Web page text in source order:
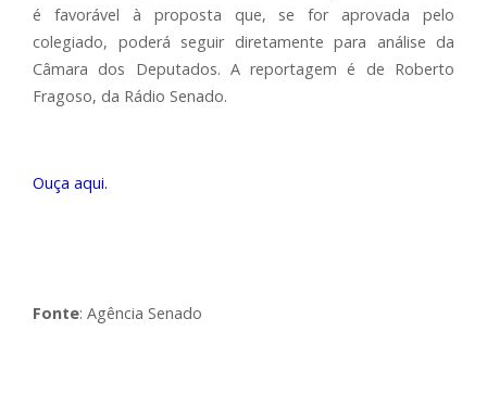
é favorável à proposta que, se for aprovada pelo
colegiado, poderá seguir diretamente para análise da
Câmara dos Deputados. A reportagem é de Roberto
Fragoso, da Rádio Senado.
Ouça aqui.
Fonte: Agência Senado